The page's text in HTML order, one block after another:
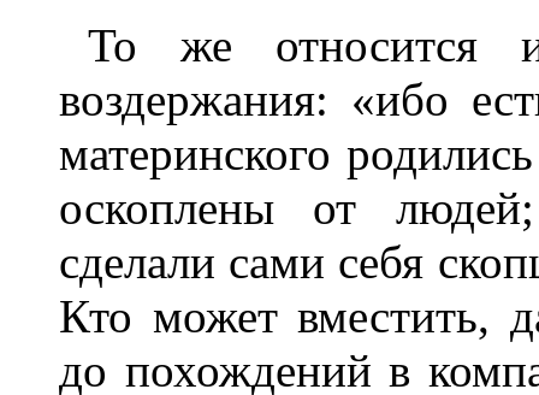
То же относится
воздержания: «ибо
материнского
оскоплены от
сделали сами себя
Кто может вместить,
до похождений в